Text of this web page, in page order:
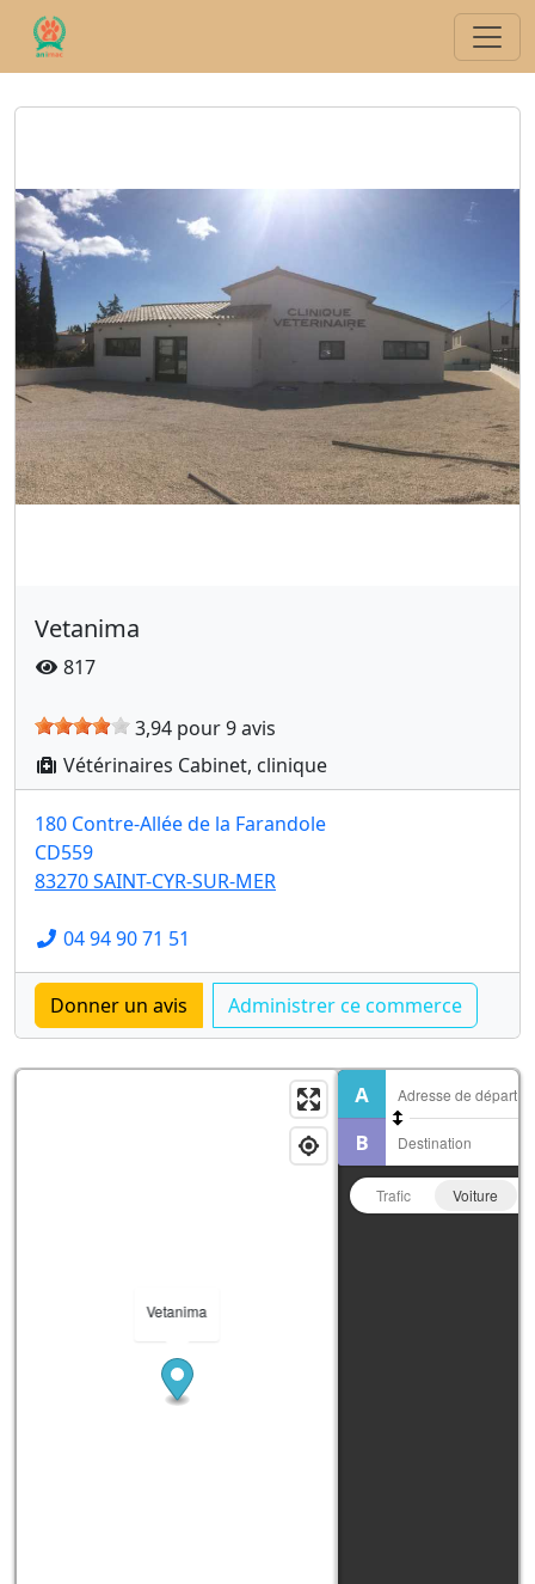
Vetanima
817
3,94 pour 9 avis
Vétérinaires Cabinet, clinique
180 Contre-Allée de la Farandole
CD559
83270 SAINT-CYR-SUR-MER
04 94 90 71 51
Vetanima
Trafic Voiture